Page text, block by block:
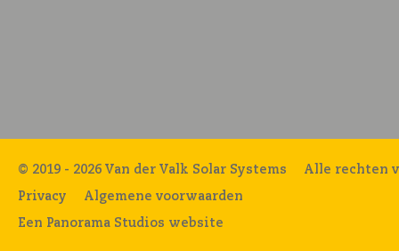
© 2019 - 2026 Van der Valk Solar Systems Alle rechten
Privacy Algemene voorwaarden
Een Panorama Studios website